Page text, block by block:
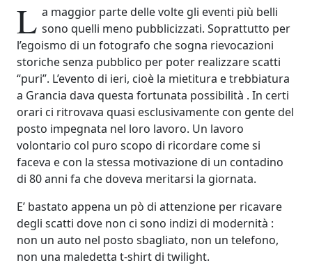
L a maggior parte delle volte gli eventi più belli
sono quelli meno pubblicizzati. Soprattutto per
l’egoismo di un fotografo che sogna rievocazioni
storiche senza pubblico per poter realizzare scatti
“puri”. L’evento di ieri, cioè la mietitura e trebbiatura
a Grancia dava questa fortunata possibilità . In certi
orari ci ritrovava quasi esclusivamente con gente del
posto impegnata nel loro lavoro. Un lavoro
volontario col puro scopo di ricordare come si
faceva e con la stessa motivazione di un contadino
di 80 anni fa che doveva meritarsi la giornata.
E’ bastato appena un pò di attenzione per ricavare
degli scatti dove non ci sono indizi di modernità :
non un auto nel posto sbagliato, non un telefono,
non una maledetta t-shirt di twilight.